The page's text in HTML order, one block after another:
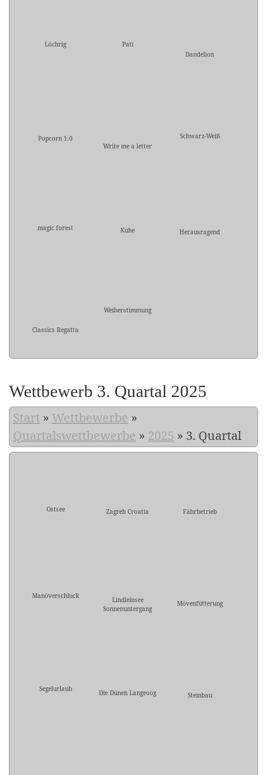
Löchrig
Pati
Dandelion
Popcorn 1.0
Write me a letter
Schwarz-Weiß
magic forest Kühe Herausragend
Classics Regatta
Weiherstimmung
Wettbewerb 3. Quartal 2025
Start » Wettbewerbe »
Quartalswettbewerbe » 2025 » 3. Quartal
Ostsee Zagreb Croatia Fährbetrieb
Manöverschluck
Lindleinsee
Sonnenuntergang
Mövenfütterung
Segelurlaub Die Dünen Langeoog Steinbau